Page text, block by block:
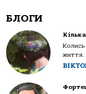
БЛОГИ
Колись
життя...